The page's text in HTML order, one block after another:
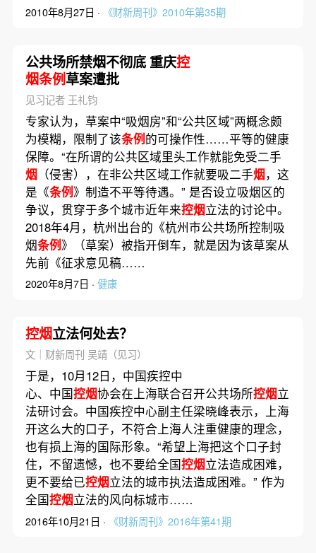
2010年8月27日 · 《财新周刊》2010年第35期
公共场所禁烟不彻底 重庆控
烟条例草案遭批
见习记者 王礼钧
专家认为，草案中“吸烟房”和“公共区域”两概念颇
为模糊，限制了该条例的可操作性……平等的健康
保障。“在所谓的公共区域里头工作就能免受二手
烟（侵害），在非公共区域工作就要吸二手烟，这
是《条例》制造不平等待遇。” 是否设立吸烟区的
争议，贯穿于多个城市近年来控烟立法的讨论中。
2018年4月，杭州出台的《杭州市公共场所控制吸
烟条例》（草案）被指开倒车，就是因为该草案从
先前《征求意见稿……
2020年8月7日 · 健康
控烟立法何处去？
文｜财新周刊 吴靖（见习）
于是，10月12日，中国疾控中
心、中国控烟协会在上海联合召开公共场所控烟立
法研讨会。中国疾控中心副主任梁晓峰表示，上海
开这么大的口子，不符合上海人注重健康的理念，
也有损上海的国际形象。“希望上海把这个口子封
住，不留遗憾，也不要给全国控烟立法造成困难，
更不要给已控烟立法的城市执法造成困难。” 作为
全国控烟立法的风向标城市……
2016年10月21日 · 《财新周刊》2016年第41期